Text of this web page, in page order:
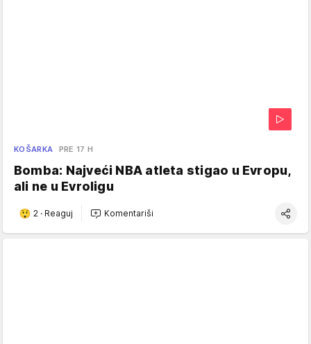
KOŠARKA PRE 17 H
Bomba: Najveći NBA atleta stigao u Evropu,
ali ne u Evroligu
2 · Reaguj Komentariši